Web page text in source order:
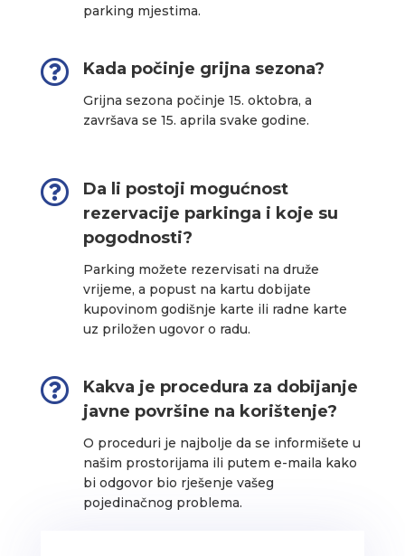
parking mjestima.
 Kada počinje grijna sezona?
Grijna sezona počinje 15. oktobra, a
završava se 15. aprila svake godine.

Da li postoji mogućnost
rezervacije parkinga i koje su
pogodnosti?
Parking možete rezervisati na druže
vrijeme, a popust na kartu dobijate
kupovinom godišnje karte ili radne karte
uz priložen ugovor o radu.

Kakva je procedura za dobijanje
javne površine na korištenje?
O proceduri je najbolje da se informišete u
našim prostorijama ili putem e-maila kako
bi odgovor bio rješenje vašeg
pojedinačnog problema.